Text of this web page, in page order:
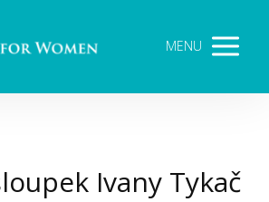
MENU
Ivany Tykač